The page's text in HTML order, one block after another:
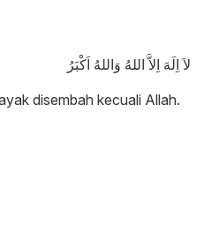
لاَ اِلَهَ اِلاَّ اللهُ وَاللهُ اَكْبَرُ
disembah kecuali Allah.